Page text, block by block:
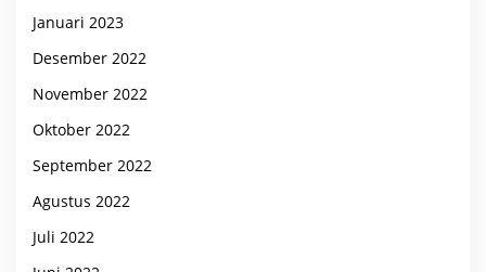
Januari 2023
Desember 2022
November 2022
Oktober 2022
September 2022
Agustus 2022
Juli 2022